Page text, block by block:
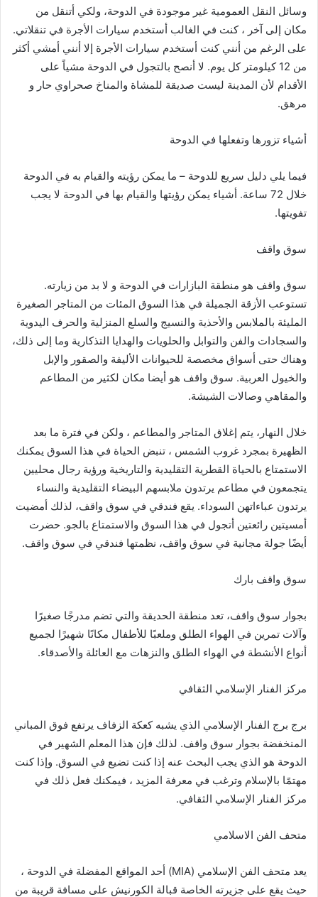
وسائل النقل العمومية غير موجودة في الدوحة، ولكي أتنقل من
مكان إلى آخر ، كنت في الغالب أستخدم سيارات الأجرة في تنقلاتي.
على الرغم من أنني كنت أستخدم سيارات الأجرة إلا أنني أمشي أكثر
من 12 كيلومتر كل يوم. لا أنصح بالتجول في الدوحة مشياً على
الأقدام لأن المدينة ليست صديقة للمشاة والمناخ صحراوي حار و
مرهق.
أشياء تزورها وتفعلها في الدوحة
فيما يلي دليل سريع للدوحة – ما يمكن رؤيته والقيام به في الدوحة
خلال 72 ساعة. أشياء يمكن رؤيتها والقيام بها في الدوحة لا يجب
تفويتها.
سوق واقف
سوق واقف هو منطقة البازارات في الدوحة و لا بد من زيارته.
تستوعب الأزقة الجميلة في هذا السوق المئات من المتاجر الصغيرة
المليئة بالملابس والأحذية والنسيج والسلع المنزلية والحرف اليدوية
والسجادات والفن والتوابل والحلويات والهدايا التذكارية وما إلى ذلك،
وهناك حتى أسواق مخصصة للحيوانات الأليفة والصقور والإبل
والخيول العربية. سوق واقف هو أيضا مكان لكثير من المطاعم
والمقاهي وصالات الشيشة.
خلال النهار، يتم إغلاق المتاجر والمطاعم ، ولكن في فترة ما بعد
الظهيرة بمجرد غروب الشمس ، تنبض الحياة في هذا السوق يمكنك
الاستمتاع بالحياة القطرية التقليدية والتاريخية ورؤية رجال محليين
يتجمعون في مطاعم يرتدون ملابسهم البيضاء التقليدية والنساء
يرتدون عباءاتهن السوداء. يقع فندقي في سوق واقف، لذلك أمضيت
أمسيتين رائعتين أتجول في هذا السوق والاستمتاع بالجو. حضرت
أيضًا جولة مجانية في سوق واقف، نظمتها فندقي في سوق واقف.
سوق واقف بارك
بجوار سوق واقف، تعد منطقة الحديقة والتي تضم مدرجًا صغيرًا
وآلات تمرين في الهواء الطلق وملعبًا للأطفال مكانًا شهيرًا لجميع
أنواع الأنشطة في الهواء الطلق والنزهات مع العائلة والأصدقاء.
مركز الفنار الإسلامي الثقافي
برج برج الفنار الإسلامي الذي يشبه كعكة الزفاف يرتفع فوق المباني
المنخفضة بجوار سوق واقف. لذلك فإن هذا المعلم الشهير في
الدوحة هو الذي يجب البحث عنه إذا كنت تضيع في السوق. وإذا كنت
مهتمًا بالإسلام وترغب في معرفة المزيد ، فيمكنك فعل ذلك في
مركز الفنار الإسلامي الثقافي.
متحف الفن الاسلامي
يعد متحف الفن الإسلامي (MIA) أحد المواقع المفضلة في الدوحة ،
حيث يقع على جزيرته الخاصة قبالة الكورنيش على مسافة قريبة من